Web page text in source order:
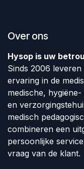
Over ons
Hysop is uw
Sinds 2006
ervaring in de
medische,
en
medisch
combineren een
persoonlijke
vraag van de klant.